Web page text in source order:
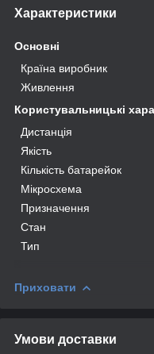
Характеристики
Основні
Країна виробник
Живлення
Користувальницькі
Дистанція
Якість
Кількість батарейок
Мікросхема
Призначення
Стан
Тип
Приховати
Умови доставки